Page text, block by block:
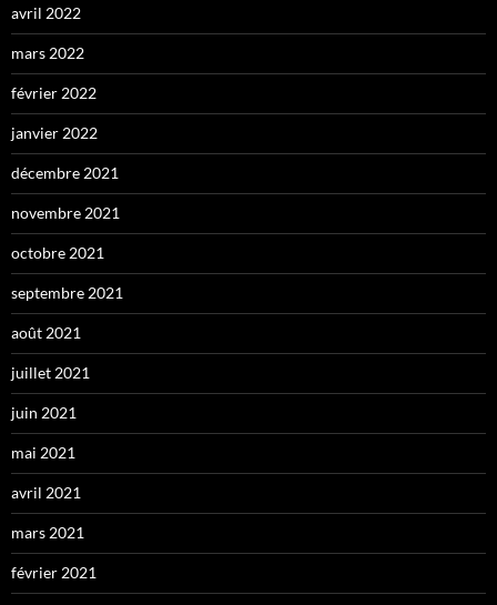
avril 2022
mars 2022
février 2022
janvier 2022
décembre 2021
novembre 2021
octobre 2021
septembre 2021
août 2021
juillet 2021
juin 2021
mai 2021
avril 2021
mars 2021
février 2021